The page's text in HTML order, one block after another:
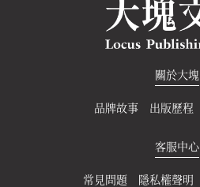
關於大塊
品牌故事 出版歷程
客服中心
常見問題 隱私權聲明